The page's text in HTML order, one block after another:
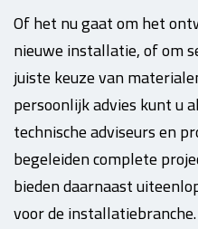
Of het nu gaat om het
nieuwe installatie, of om
juiste keuze van
persoonlijk advies kunt u
technische adviseurs en
begeleiden complete
bieden daarnaast
voor de installatiebranche.